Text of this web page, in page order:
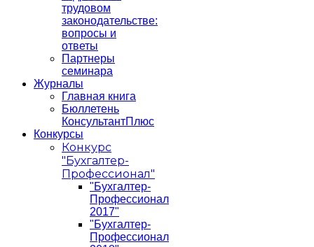
трудовом
законодательстве:
вопросы и
ответы
Партнеры
семинара
Журналы
Главная книга
Бюллетень
КонсультантПлюс
Конкурсы
Конкурс
"Бухгалтер-
Профессионал"
"Бухгалтер-
Профессионал
2017"
"Бухгалтер-
Профессионал